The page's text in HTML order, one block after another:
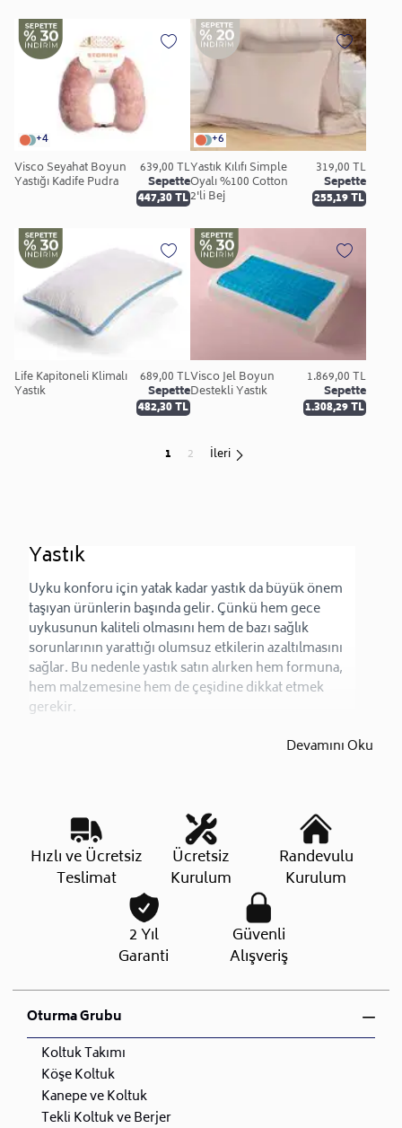
+4
Visco Seyahat Boyun
Yastığı Kadife Pudra
639,00 TL
Sepette
447,30 TL
+6
Yastık Kılıfı Simple
Oyalı %100 Cotton
2'li Bej
319,00 TL
Sepette
255,19 TL
Life Kapitoneli Klimalı
Yastık
689,00 TL
Sepette
482,30 TL
Visco Jel Boyun
Destekli Yastık
1.869,00 TL
Sepette
1.308,29 TL
1 2 İleri
Yastık
Uyku konforu için yatak kadar yastık da büyük önem
taşıyan ürünlerin başında gelir. Çünkü hem gece
uykusunun kaliteli olmasını hem de bazı sağlık
sorunlarının yarattığı olumsuz etkilerin azaltılmasını
sağlar. Bu nedenle yastık satın alırken hem formuna,
hem malzemesine hem de çeşidine dikkat etmek
gerekir.
Devamını Oku
Hızlı ve Ücretsiz
Teslimat
Ücretsiz
Kurulum
Randevulu
Kurulum
2 Yıl
Garanti
Güvenli
Alışveriş
Oturma Grubu
Koltuk Takımı
Köşe Koltuk
Kanepe ve Koltuk
Tekli Koltuk ve Berjer